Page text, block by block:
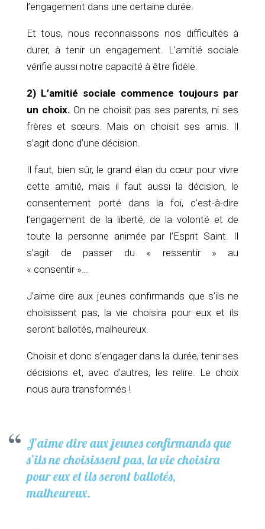
l’engagement dans une certaine durée.
Et tous, nous reconnaissons nos difficultés à
durer, à tenir un engagement. L’amitié sociale
vérifie aussi notre capacité à être fidèle.
2) L’amitié sociale commence toujours par
un choix. On ne choisit pas ses parents, ni ses
frères et sœurs. Mais on choisit ses amis. Il
s’agit donc d’une décision.
Il faut, bien sûr, le grand élan du cœur pour vivre
cette amitié, mais il faut aussi la décision, le
consentement porté dans la foi, c’est-à-dire
l’engagement de la liberté, de la volonté et de
toute la personne animée par l’Esprit Saint. Il
s’agit de passer du « ressentir » au
« consentir »…
J’aime dire aux jeunes confirmands que s’ils ne
choisissent pas, la vie choisira pour eux et ils
seront ballotés, malheureux.
Choisir et donc s’engager dans la durée, tenir ses
décisions et, avec d’autres, les relire. Le choix
nous aura transformés !
J’aime dire aux jeunes confirmands que
s’ils ne choisissent pas, la vie choisira
pour eux et ils seront ballotés,
malheureux.